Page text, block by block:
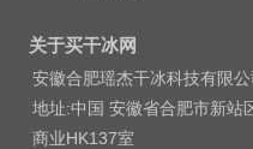
关于买干冰网
安徽合肥瑶杰干冰科技有限公
地址:中国 安徽省合肥市新站
商业HK137室